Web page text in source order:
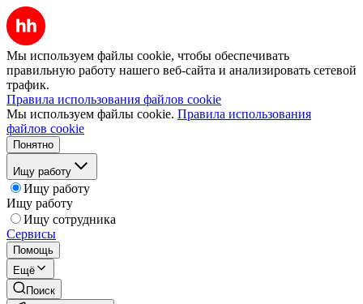
Мы используем файлы cookie, чтобы обеспечивать
правильную работу нашего веб-сайта и анализировать сетевой
трафик.
Правила использования файлов cookie
Мы используем файлы cookie. Правила использования
файлов cookie
Понятно
Ищу работу
Ищу работу
Ищу работу
Ищу сотрудника
Сервисы
Помощь
Ещё
Поиск